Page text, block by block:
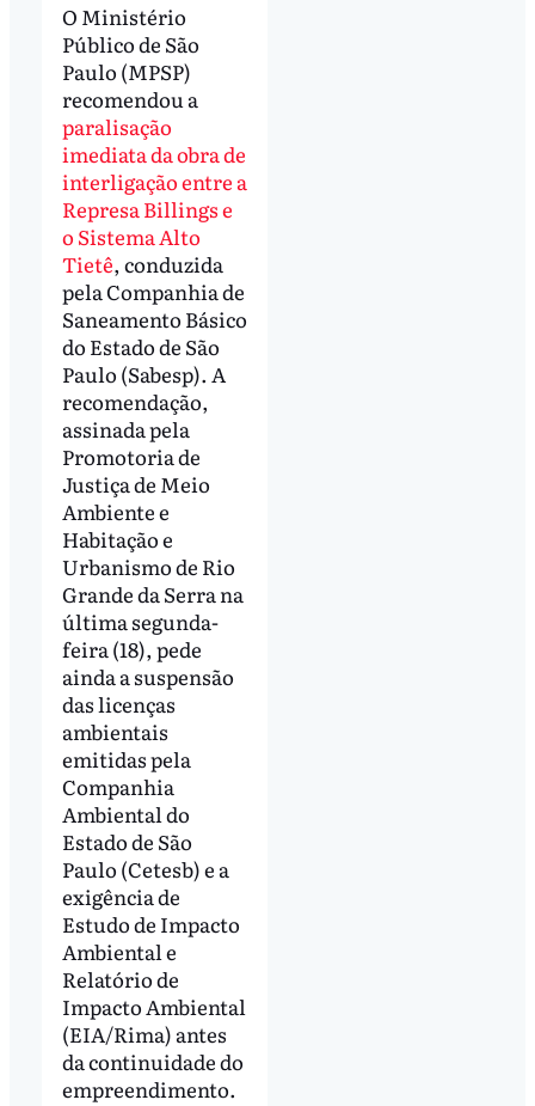
O Ministério
Público de São
Paulo (MPSP)
recomendou a
paralisação
imediata da obra de
interligação entre a
Represa Billings e
o Sistema Alto
Tietê, conduzida
pela Companhia de
Saneamento Básico
do Estado de São
Paulo (Sabesp). A
recomendação,
assinada pela
Promotoria de
Justiça de Meio
Ambiente e
Habitação e
Urbanismo de Rio
Grande da Serra na
última segunda-
feira (18), pede
ainda a suspensão
das licenças
ambientais
emitidas pela
Companhia
Ambiental do
Estado de São
Paulo (Cetesb) e a
exigência de
Estudo de Impacto
Ambiental e
Relatório de
Impacto Ambiental
(EIA/Rima) antes
da continuidade do
empreendimento.